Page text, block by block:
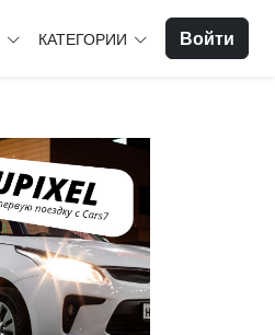
КАТЕГОРИИ Войти